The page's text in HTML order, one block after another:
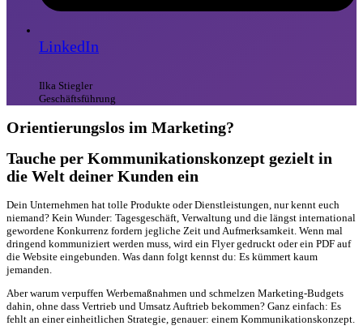
LinkedIn
Ilka Stiegler
Geschäftsführung
Orientierungslos im Marketing?
Tauche per Kommunikationskonzept gezielt in
die Welt deiner Kunden ein
Dein Unternehmen hat tolle Produkte oder Dienstleistungen, nur kennt euch
niemand? Kein Wunder: Tagesgeschäft, Verwaltung und die längst international
gewordene Konkurrenz fordern jegliche Zeit und Aufmerksamkeit. Wenn mal
dringend kommuniziert werden muss, wird ein Flyer gedruckt oder ein PDF auf
die Website eingebunden. Was dann folgt kennst du: Es kümmert kaum
jemanden.
Aber warum verpuffen Werbemaßnahmen und schmelzen Marketing-Budgets
dahin, ohne dass Vertrieb und Umsatz Auftrieb bekommen? Ganz einfach: Es
fehlt an einer einheitlichen Strategie, genauer: einem Kommunikationskonzept.